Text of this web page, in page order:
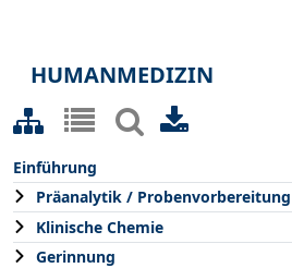
HUMANMEDIZIN
Einführung
Präanalytik / Probenvorbereitung
Klinische Chemie
Gerinnung